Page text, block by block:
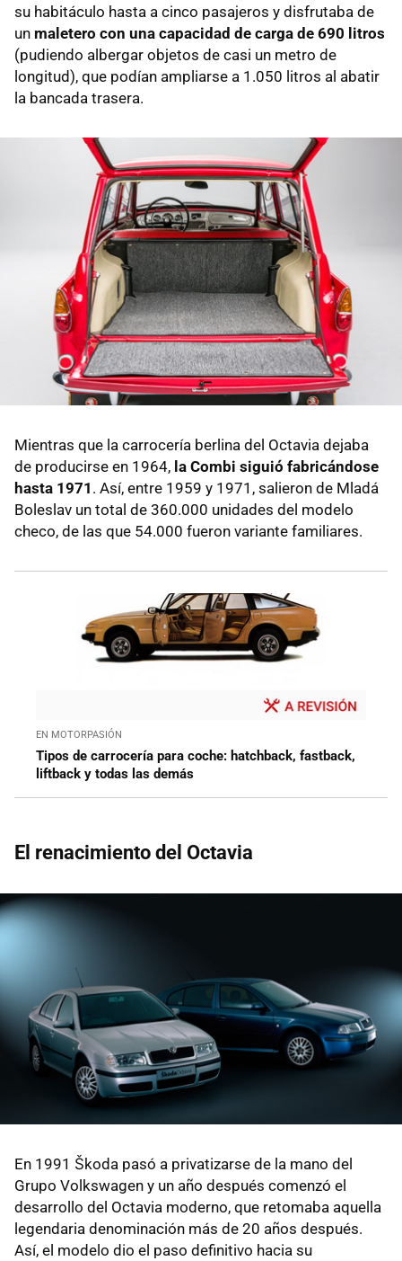
su habitáculo hasta a cinco pasajeros y disfrutaba de
un maletero con una capacidad de carga de 690 litros
(pudiendo albergar objetos de casi un metro de
longitud), que podían ampliarse a 1.050 litros al abatir
la bancada trasera.
Mientras que la carrocería berlina del Octavia dejaba
de producirse en 1964, la Combi siguió fabricándose
hasta 1971 . Así, entre 1959 y 1971, salieron de Mladá
Boleslav un total de 360.000 unidades del modelo
checo, de las que 54.000 fueron variante familiares.
EN MOTORPASIÓN
Tipos de carrocería para coche: hatchback, fastback,
liftback y todas las demás
El renacimiento del Octavia
En 1991 Škoda pasó a privatizarse de la mano del
Grupo Volkswagen y un año después comenzó el
desarrollo del Octavia moderno, que retomaba aquella
legendaria denominación más de 20 años después.
Así, el modelo dio el paso definitivo hacia su